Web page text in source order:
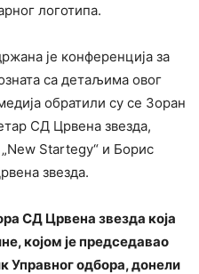
логотипа.
је конференција за
са детаљима овог
обратили су се Зоран
СД Црвена звезда,
Startegy“ и Борис
звезда.
СД Црвена звезда која
којом је председавао
Управног одбора, донели